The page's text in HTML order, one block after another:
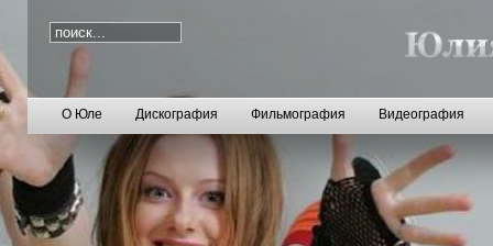
О Юле Дискография Фильмография Видеография